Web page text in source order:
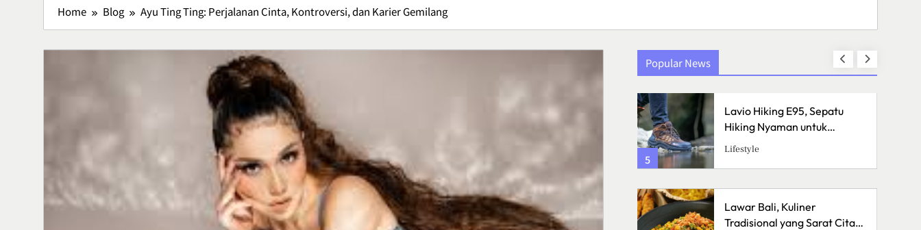
Home Blog Ayu Ting Ting: Perjalanan Cinta, Kontroversi, dan Karier Gemilang
Popular News
Lavio Hiking E95, Sepatu
Hiking Nyaman untuk
Petualangan
Lifestyle
Lawar Bali, Kuliner
Tradisional yang Sarat Cita
Crispy Cheese Bombs,
Camilan Renyah dengan
Ledakan Keju yang Sulit
Ikan Fillet Saus Rempah,
Sajian Lezat dengan Aroma
5
Lavio Hiking E95, Sepatu
Hiking Nyaman untuk
Petualangan
Lifestyle
Lawar Bali, Kuliner
Tradisional yang Sarat Cita